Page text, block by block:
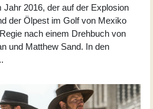
Jahr 2016, der auf der Explosion
der Ölpest im Golf von Mexiko
nach einem Drehbuch von
und Matthew Sand. In den